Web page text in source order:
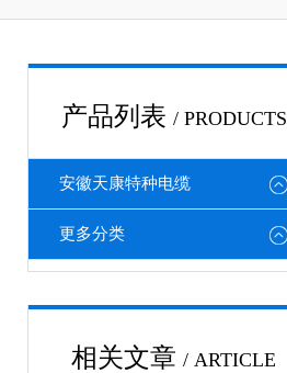
产品列表 / PRODUCTS
安徽天康特种电缆
更多分类
相关文章 / ARTICLE